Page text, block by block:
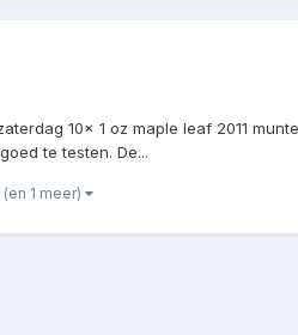
10x 1 oz maple leaf 2011
te testen. De...
(en 1 meer)